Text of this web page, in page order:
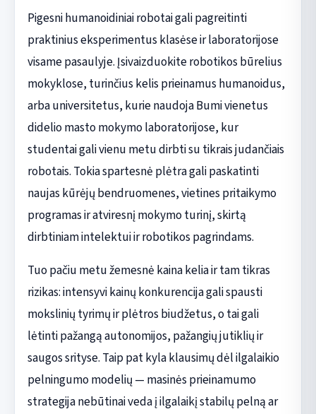
Pigesni humanoidiniai robotai gali pagreitinti
praktinius eksperimentus klasėse ir laboratorijose
visame pasaulyje. Įsivaizduokite robotikos būrelius
mokyklose, turinčius kelis prieinamus humanoidus,
arba universitetus, kurie naudoja Bumi vienetus
didelio masto mokymo laboratorijose, kur
studentai gali vienu metu dirbti su tikrais judančiais
robotais. Tokia spartesnė plėtra gali paskatinti
naujas kūrėjų bendruomenes, vietines pritaikymo
programas ir atviresnį mokymo turinį, skirtą
dirbtiniam intelektui ir robotikos pagrindams.
Tuo pačiu metu žemesnė kaina kelia ir tam tikras
rizikas: intensyvi kainų konkurencija gali spausti
mokslinių tyrimų ir plėtros biudžetus, o tai gali
lėtinti pažangą autonomijos, pažangių jutiklių ir
saugos srityse. Taip pat kyla klausimų dėl ilgalaikio
pelningumo modelių — masinės prieinamumo
strategija nebūtinai veda į ilgalaikį stabilų pelną ar